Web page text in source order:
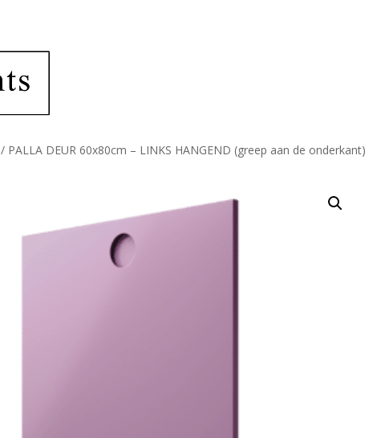
/ PALLA DEUR 60x80cm – LINKS HANGEND (greep aan de onderkant)